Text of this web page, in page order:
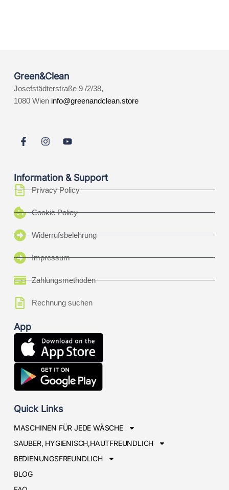
Green&Clean
Josefstädterstraße 9 /2/38,
1080 Wien info@greenandclean.store
Information & Support
Privacy Policy
Cookie Policy
Widerrufsbelehrung
Impressum
Zahlungsmethoden
Rechnung suchen
App
Quick Links
MASCHINEN FÜR JEDE WÄSCHE
SAUBER, HYGIENISCH,HAUTFREUNDLICH
BEDIENUNGSFREUNDLICH
BLOG